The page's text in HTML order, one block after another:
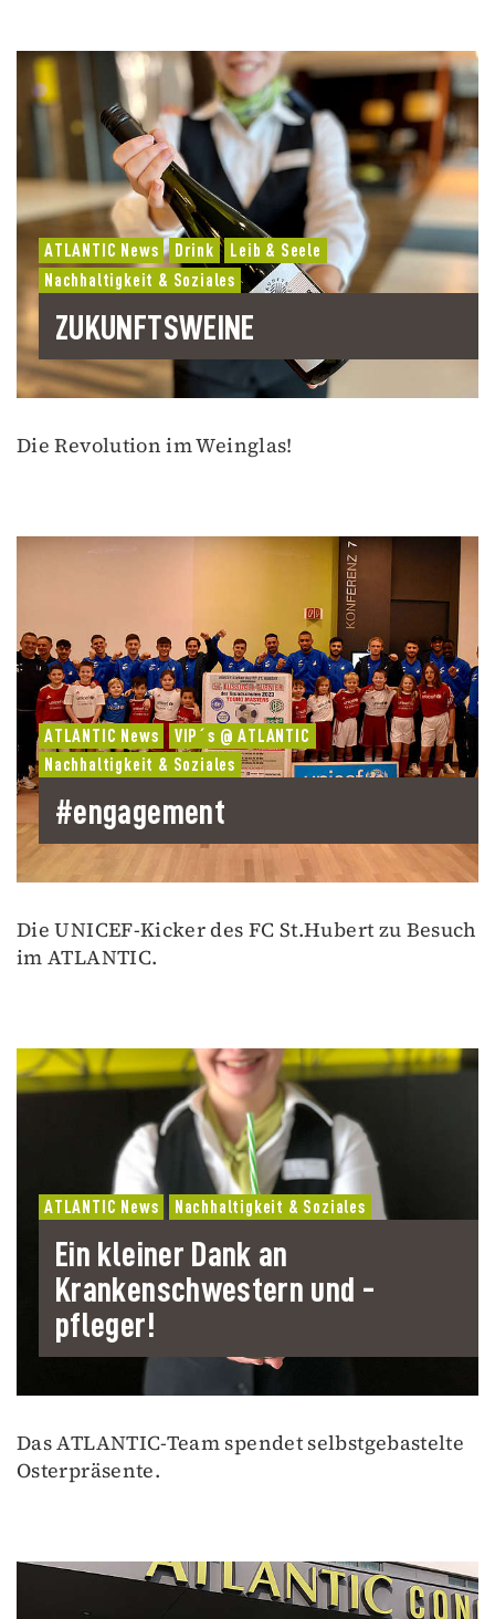
ATLANTIC News Drink
Leib & Seele
Nachhaltigkeit & Soziales
ZUKUNFTSWEINE
Die Revolution im Weinglas!
ATLANTIC News
VIP´s @ ATLANTIC
Nachhaltigkeit & Soziales
#engagement
Die UNICEF-Kicker des FC St.Hubert zu Besuch
im ATLANTIC.
ATLANTIC News Nachhaltigkeit & Soziales
Ein kleiner Dank an
Krankenschwestern und -
pfleger!
Das ATLANTIC-Team spendet selbstgebastelte
Osterpräsente.